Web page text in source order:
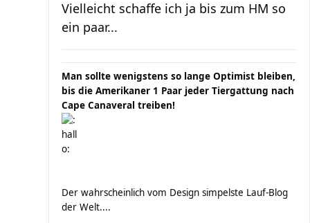
Vielleicht schaffe ich ja bis zum HM so
ein paar...
Man sollte wenigstens so lange Optimist bleiben,
bis die Amerikaner 1 Paar jeder Tiergattung nach
Cape Canaveral treiben!
Der wahrscheinlich vom Design simpelste Lauf-Blog
der Welt....